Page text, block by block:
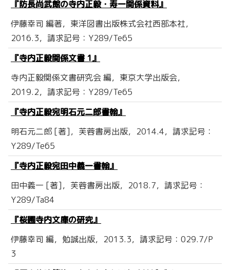
『防長尚武館の寺内正毅・寿一関係資料』
伊藤幸司 編著，東洋図書出版株式会社西部本社，
2016.3，請求記号：Y289/Te65
『寺内正毅関係文書 1』
寺内正毅関係文書研究会 編，東京大学出版会，
2019.2，請求記号：Y289/Te65
『寺内正毅宛明石元二郎書翰』
明石元二郎 [著]，芙蓉書房出版，2014.4，請求記号：
Y289/Te65
『寺内正毅宛田中義一書翰』
田中義一 [著]，芙蓉書房出版，2018.7，請求記号：
Y289/Ta84
『桜圃寺内文庫の研究』
伊藤幸司 編，勉誠出版，2013.3，請求記号：029.7/P
3